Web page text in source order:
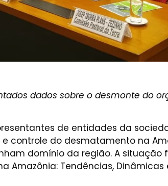
dados sobre o desmonte do
de entidades da
controle do desmatamento na
domínio da região. A
Amazônia: Tendências,